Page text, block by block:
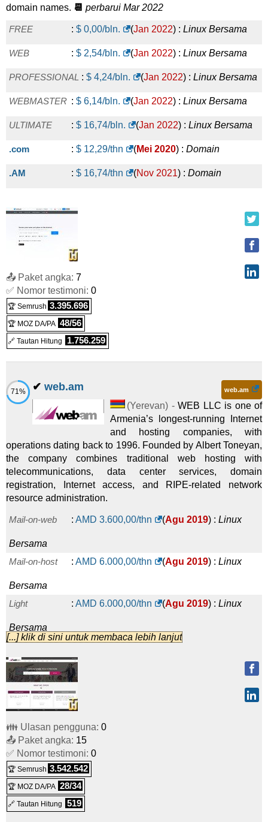
domain names. 📆 perbarui Mar 2022
FREE : $ 0,00/bln. (Jan 2022) : Linux Bersama
WEB : $ 2,54/bln. (Jan 2022) : Linux Bersama
PROFESSIONAL : $ 4,24/bln. (Jan 2022) : Linux Bersama
WEBMASTER : $ 6,14/bln. (Jan 2022) : Linux Bersama
ULTIMATE : $ 16,74/bln. (Jan 2022) : Linux Bersama
.com : $ 12,29/thn (Mei 2020) : Domain
.AM : $ 16,74/thn (Nov 2021) : Domain
📤 Paket angka: 7
✅ Nomor testimoni: 0
🏆 Semrush 3.395.696
🏆 MOZ DA/PA 48/56
🔗 Tautan Hitung 1.756.259
71% ✔ web.am web.am
(Yerevan) - WEB LLC is one of
Armenia’s longest-running Internet
and hosting companies, with
operations dating back to 1996. Founded by Albert Toneyan,
the company combines traditional web hosting with
telecommunications, data center services, domain
registration, Internet access, and RIPE-related network
resource administration.
Mail-on-web : AMD 3.600,00/thn (Agu 2019) : Linux
Bersama
Mail-on-host
: AMD 6.000,00/thn (Agu 2019) : Linux
Bersama
Light
: AMD 6.000,00/thn (Agu 2019) : Linux
Bersama
Simple
:AMD 12.500,00/thn (Agu 2019
Bersama
Standard
Linux
Bersama
Master
:AMD 36.000,00
Bersama
Profi
:AMD
Bersama
Internet connection*
[...] klik di sini untuk membaca lebih lanjut
👪 Ulasan pengguna: 0
📤 Paket angka: 15
✅ Nomor testimoni: 0
🏆 Semrush 3.542.542
🏆 MOZ DA/PA 28/34
🔗 Tautan Hitung 519